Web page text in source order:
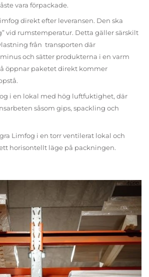
vara förpackade.
direkt efter leveransen. Den ska
vid rumstemperatur. Detta gäller särskilt
från transporten där
och sätter produkterna i en varm
öppnar paketet direkt kommer
i en lokal med hög luftfuktighet, där
såsom gips, spackling och
Limfog i en torr ventilerat lokal och
horisontellt läge på packningen.